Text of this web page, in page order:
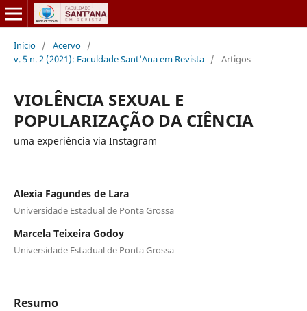
Início / Acervo /
v. 5 n. 2 (2021): Faculdade Sant'Ana em Revista / Artigos
VIOLÊNCIA SEXUAL E
POPULARIZAÇÃO DA CIÊNCIA
uma experiência via Instagram
Alexia Fagundes de Lara
Universidade Estadual de Ponta Grossa
Marcela Teixeira Godoy
Universidade Estadual de Ponta Grossa
Resumo